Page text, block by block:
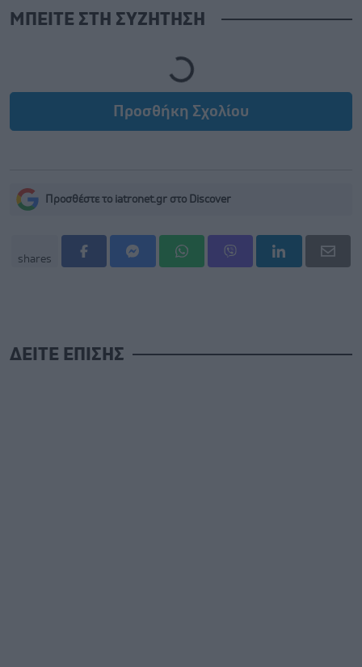
ΜΠΕΙΤΕ ΣΤΗ ΣΥΖΗΤΗΣΗ
Loading...
Προσθήκη Σχολίου
Προσθέστε το iatronet.gr στο Discover
shares
ΔΕΙΤΕ ΕΠΙΣΗΣ